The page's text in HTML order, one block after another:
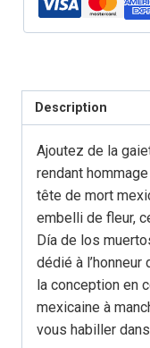
Mort
Mexicaine
Description
Ajoutez de la
rendant
tête de mort
embelli de fleur,
Día de los
dédié à
la conception en
mexicaine à
vous habiller